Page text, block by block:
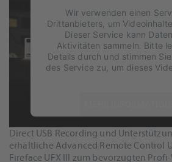
Wir verwenden einen
Drittanbieters, um
Dieser Service kann
Aktivitäten sammeln. Bitte
Details durch und stimmen
des Service zu, um dieses
AKZEPTIEREN
powered byUsercentrics
Direct USB Recording und
erhältliche Advanced Remote Control
Fireface UFX III zum bevorzugten